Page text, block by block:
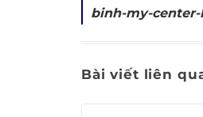
binh-my-
Bài viết liên